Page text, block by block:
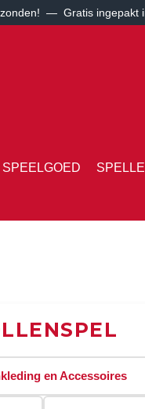
— Gratis ingepakt
SPEELGOED
en Accessoires